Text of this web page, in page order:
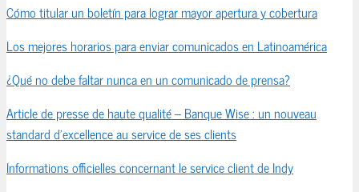
Cómo titular un boletín para lograr mayor apertura y cobertura
Los mejores horarios para enviar comunicados en Latinoamérica
¿Qué no debe faltar nunca en un comunicado de prensa?
Article de presse de haute qualité – Banque Wise : un nouveau
standard d’excellence au service de ses clients
Informations officielles concernant le service client de Indy